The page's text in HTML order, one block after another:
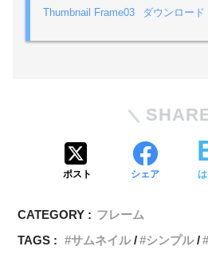
Thumbnail Frame03 ダウンロード
ポスト シェア
CATEGORY : フレーム
TAGS :
サムネイル シンプル